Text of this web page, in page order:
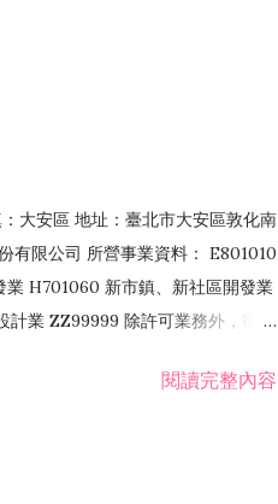
大安區 地址：臺北市大安區敦化南
有限公司 所營事業資料： E801010
H701060 新市鎮、新社區開發業
業 ZZ99999 除許可業務外，得經
閱讀完整內容